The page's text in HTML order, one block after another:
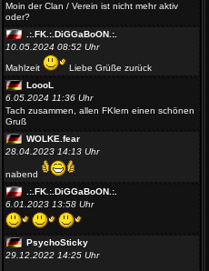
Moin der Clan / Verein ist nicht mehr aktiv
oder?
.:.FK.:.DiGGaBoON.:.
10.05.2024 08:52 Uhr
Mahlzeit
Liebe Grüße zurück
LoooL
6.05.2024 11:36 Uhr
Tach zusammen, allen FKlern einen schönen
Gruß
WOLKE.fear
28.04.2023 14:13 Uhr
nabend
.:.FK.:.DiGGaBoON.:.
6.01.2023 13:58 Uhr
PsychoSticky
29.12.2022 14:25 Uhr